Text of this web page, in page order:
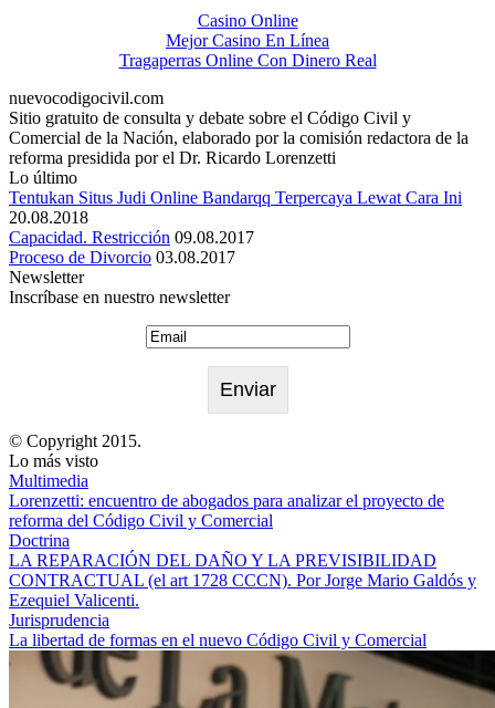
Casino Online
Mejor Casino En Línea
Tragaperras Online Con Dinero Real
nuevocodigocivil.com
Sitio gratuito de consulta y debate sobre el Código Civil y
Comercial de la Nación, elaborado por la comisión redactora de la
reforma presidida por el Dr. Ricardo Lorenzetti
Lo último
Tentukan Situs Judi Online Bandarqq Terpercaya Lewat Cara Ini
20.08.2018
Capacidad. Restricción 09.08.2017
Proceso de Divorcio 03.08.2017
Newsletter
Inscríbase en nuestro newsletter
© Copyright 2015.
Lo más visto
Multimedia
Lorenzetti: encuentro de abogados para analizar el proyecto de
reforma del Código Civil y Comercial
Doctrina
LA REPARACIÓN DEL DAÑO Y LA PREVISIBILIDAD
CONTRACTUAL (el art 1728 CCCN). Por Jorge Mario Galdós y
Ezequiel Valicenti.
Jurisprudencia
La libertad de formas en el nuevo Código Civil y Comercial